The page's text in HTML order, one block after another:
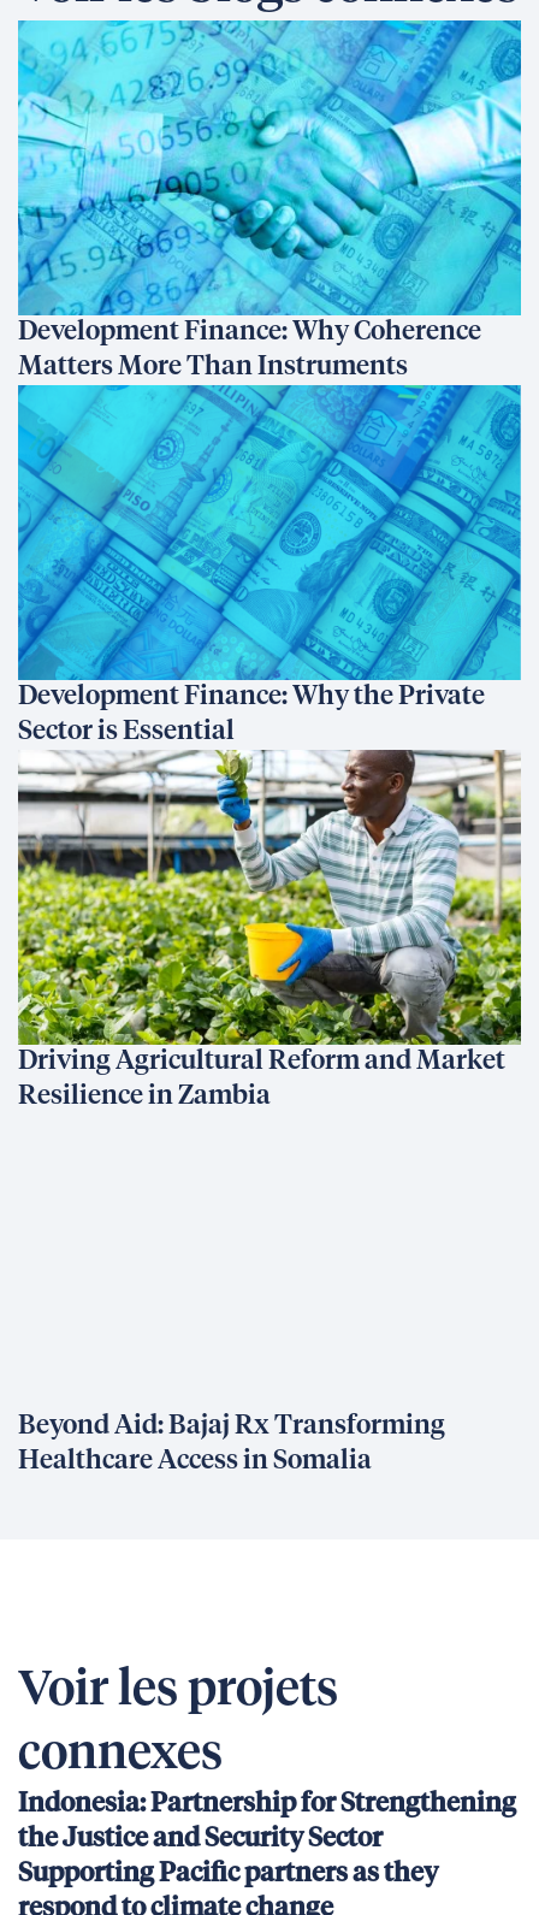
Development Finance: Why Coherence
Matters More Than Instruments
Development Finance: Why the Private
Sector is Essential
Driving Agricultural Reform and Market
Resilience in Zambia
Beyond Aid: Bajaj Rx Transforming
Healthcare Access in Somalia
Voir les projets
connexes
Indonesia: Partnership for Strengthening
the Justice and Security Sector
Supporting Pacific partners as they
respond to climate change